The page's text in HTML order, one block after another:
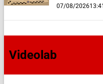
07/08/2026
Videolab